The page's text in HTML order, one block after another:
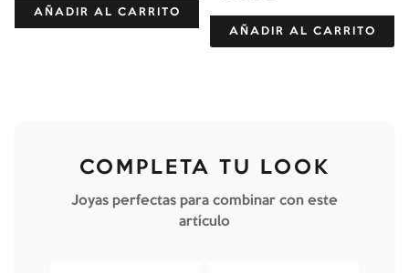
AÑADIR AL CARRITO
AÑADIR AL CARRITO
COMPLETA TU LOOK
Joyas perfectas para combinar con este
artículo